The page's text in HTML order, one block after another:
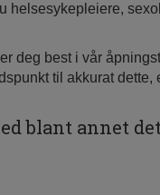
helsesykepleiere,
deg best i vår
til akkurat dette,
blant annet